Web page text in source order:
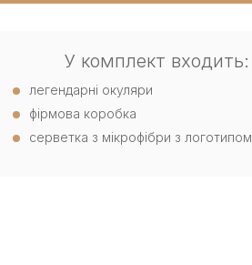
У комплект входить:
легендарні окуляри
фірмова коробка
серветка з мікрофібри з логотипом